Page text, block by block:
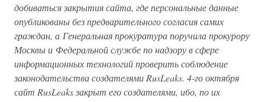
добиваться закрытия сайта, где персональные данные
опубликованы без предварительного согласия самих
граждан, а Генеральная прокуратура поручила прокурору
Москвы и Федеральной службе по надзору в сфере
информационных технологий проверить соблюдение
законодательства создателями RusLeaks. 4-го октября
сайт RusLeaks закрыт его создателями, ибо, по их